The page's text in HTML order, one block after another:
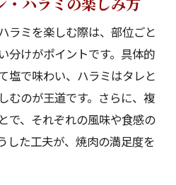
ラミを楽しむ際は、部位ごと
分けがポイントです。具体的
塩で味わい、ハラミはタレと
むのが王道です。さらに、複
で、それぞれの風味や食感の
した工夫が、焼肉の満足度を